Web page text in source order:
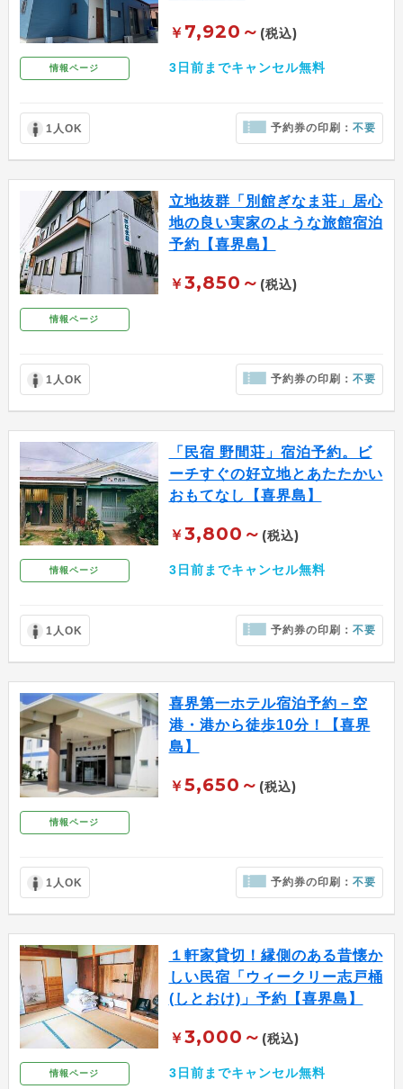
情報ページ
￥ 7,920～ (税込)
3日前までキャンセル無料
1人OK 予約券の印刷：不要
情報ページ
立地抜群「別館ぎなま荘」居心
地の良い実家のような旅館宿泊
予約【喜界島】
￥3,850～ (税込)
1人OK 予約券の印刷：不要
情報ページ
「民宿 野間荘」宿泊予約。ビ
ーチすぐの好立地とあたたかい
おもてなし【喜界島】
￥3,800～ (税込)
3日前までキャンセル無料
1人OK 予約券の印刷：不要
情報ページ
喜界第一ホテル宿泊予約－空
港・港から徒歩10分！【喜界
島】
￥5,650～ (税込)
1人OK 予約券の印刷：不要
情報ページ
１軒家貸切！縁側のある昔懐か
しい民宿「ウィークリー志戸桶
(しとおけ)」予約【喜界島】
￥3,000～ (税込)
3日前までキャンセル無料